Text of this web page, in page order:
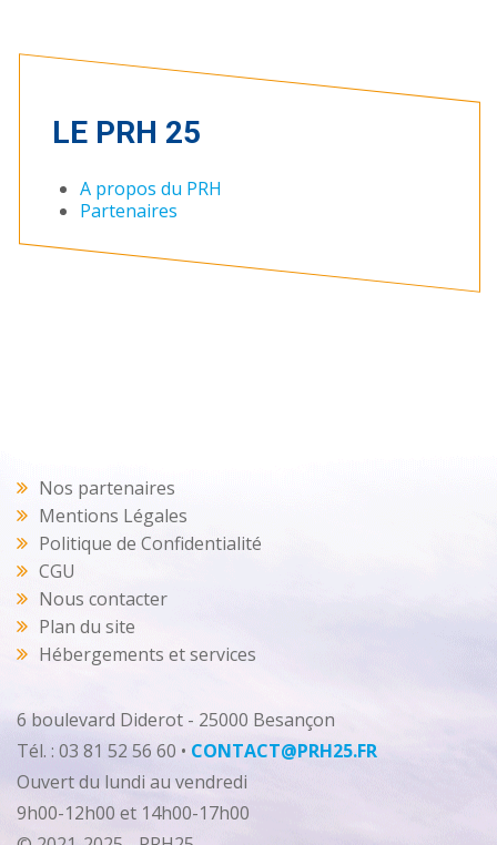
LE PRH 25
A propos du PRH
Partenaires
Nos partenaires
Mentions Légales
Politique de Confidentialité
CGU
Nous contacter
Plan du site
Hébergements et services
6 boulevard Diderot - 25000 Besançon
Tél. : 03 81 52 56 60 • CONTACT@PRH25.FR
Ouvert du lundi au vendredi
9h00-12h00 et 14h00-17h00